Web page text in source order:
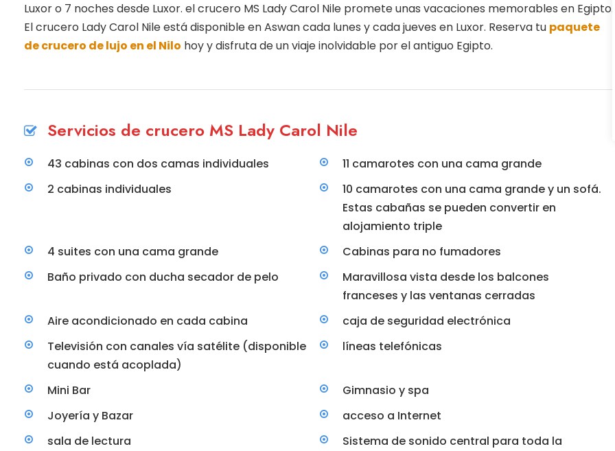
Luxor o 7 noches desde Luxor. el crucero MS Lady Carol Nile promete unas vacaciones memorables en Egipto.
El crucero Lady Carol Nile está disponible en Aswan cada lunes y cada jueves en Luxor. Reserva tu paquete
de crucero de lujo en el Nilo hoy y disfruta de un viaje inolvidable por el antiguo Egipto.
Servicios de crucero MS Lady Carol Nile
43 cabinas con dos camas individuales
11 camarotes con una cama grande
2 cabinas individuales
10 camarotes con una cama grande y un sofá.
Estas cabañas se pueden convertir en
alojamiento triple
4 suites con una cama grande
Cabinas para no fumadores
Baño privado con ducha secador de pelo
Maravillosa vista desde los balcones
franceses y las ventanas cerradas
Aire acondicionado en cada cabina
caja de seguridad electrónica
Televisión con canales vía satélite (disponible
cuando está acoplada)
líneas telefónicas
Mini Bar
Gimnasio y spa
Joyería y Bazar
acceso a Internet
sala de lectura
Sistema de sonido central para toda la